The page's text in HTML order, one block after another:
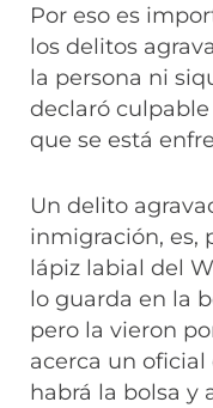
Por eso es
los delitos
la persona ni
declaró
que se está
Un delito
inmigración, es,
lápiz labial del
lo guarda en la
pero la vieron
acerca un
habrá la bolsa y